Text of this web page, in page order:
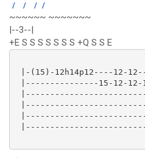
/ / / /
~~~~~~ ~~~~~~~
|--3--|
+E S S S S S S S +Q S S E
|-(15)-12h14p12----12-
|---------------15-12-12-